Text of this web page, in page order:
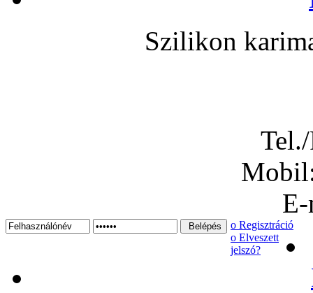
Szilikon
ο Regisztráció
ο Elveszett
jelszó?